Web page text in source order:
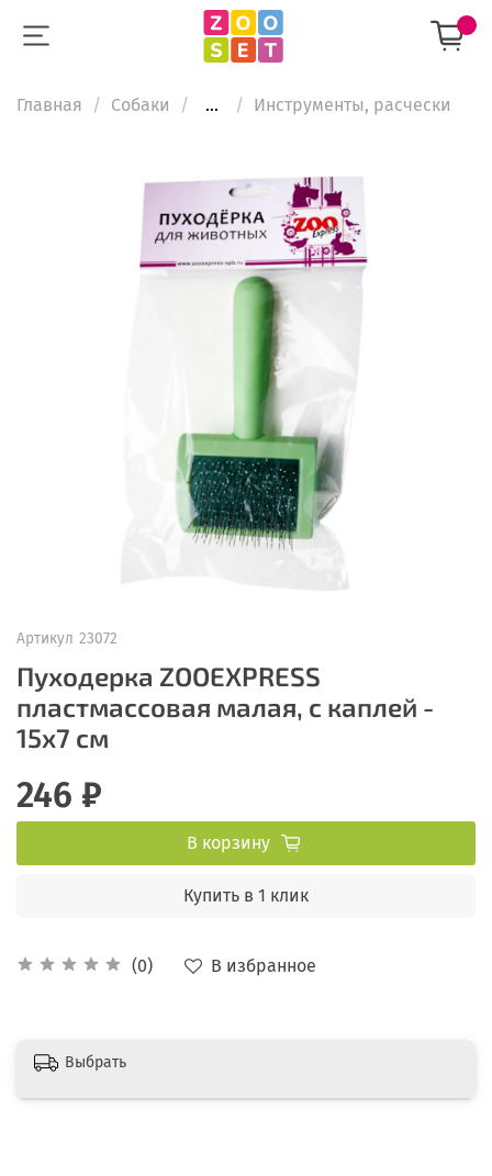
Главная Собаки ... Инструменты, расчески
Артикул 23072
Пуходерка ZOOEXPRESS
пластмассовая малая, с каплей -
15х7 см
(0) В избранное
246 ₽
В корзину
Купить в 1 клик
Выбрать